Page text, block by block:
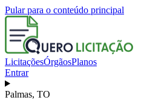
Pular para o conteúdo principal
LicitaçõesÓrgãosPlanos
Entrar
Palmas, TO